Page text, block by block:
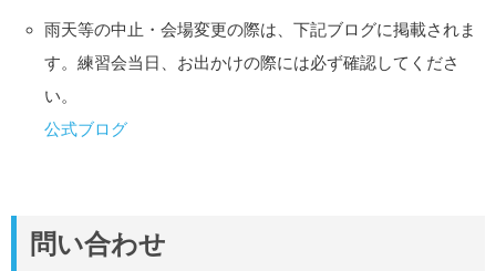
雨天等の中止・会場変更の際は、下記ブログに掲載されま
す。練習会当日、お出かけの際には必ず確認してくださ
い。
公式ブログ
問い合わせ